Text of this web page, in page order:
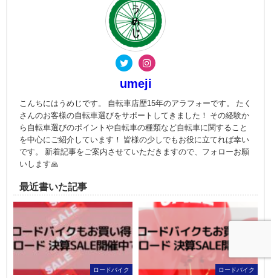
umeji
こんちにはうめじです。 自転車店歴15年のアラフォーです。 たく
さんのお客様の自転車選びをサポートしてきました！ その経験か
ら自転車選びのポイントや自転車の種類など自転車に関すること
を中心にご紹介しています！ 皆様の少しでもお役に立てれば幸い
です。 新着記事をご案内させていただきますので、フォローお願
いします🙏
最近書いた記事
ロードバイク ロードバイク